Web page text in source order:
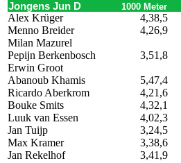
Jongens Jun D 1000 Meter
Alex Krüger 4,38,5
Menno Breider
4,26,9
Milan Mazurel
Pepijn Berkenbosch
3,51,8
Erwin Groot
Abanoub Khamis
5,47,4
Ricardo Aberkrom
4,21,6
Bouke Smits
4,32,1
Luuk van Essen
4,02,3
Jan Tuijp
3,24,5
Max Kramer
3,38,6
Jan Rekelhof
3,41,9